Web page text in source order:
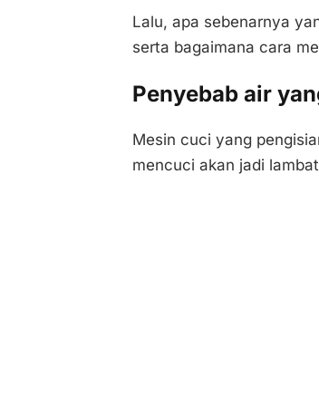
Lalu, apa sebenarnya
serta bagaimana cara
Penyebab air
Mesin cuci yang
mencuci akan jadi